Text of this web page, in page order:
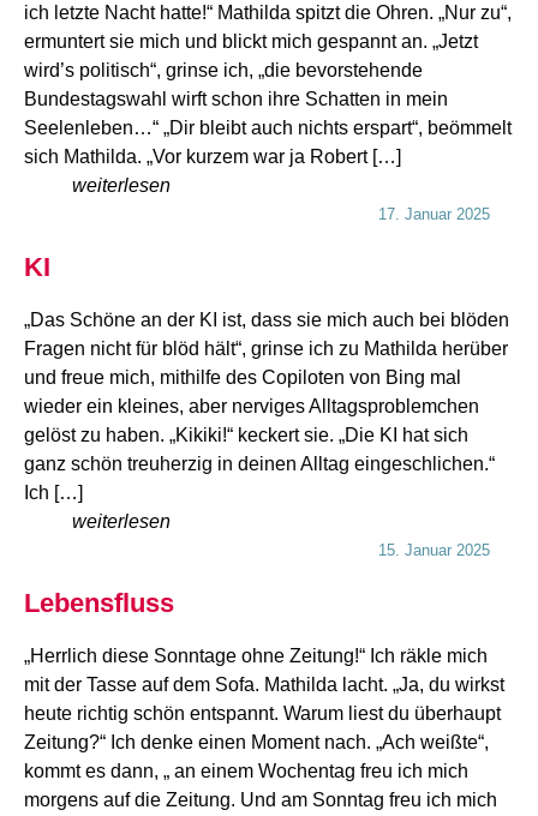
ich letzte Nacht hatte!“ Mathilda spitzt die Ohren. „Nur zu“,
ermuntert sie mich und blickt mich gespannt an. „Jetzt
wird’s politisch“, grinse ich, „die bevorstehende
Bundestagswahl wirft schon ihre Schatten in mein
Seelenleben…“ „Dir bleibt auch nichts erspart“, beömmelt
sich Mathilda. „Vor kurzem war ja Robert […]
weiterlesen
17. Januar 2025
KI
„Das Schöne an der KI ist, dass sie mich auch bei blöden
Fragen nicht für blöd hält“, grinse ich zu Mathilda herüber
und freue mich, mithilfe des Copiloten von Bing mal
wieder ein kleines, aber nerviges Alltagsproblemchen
gelöst zu haben. „Kikiki!“ keckert sie. „Die KI hat sich
ganz schön treuherzig in deinen Alltag eingeschlichen.“
Ich […]
weiterlesen
15. Januar 2025
Lebensfluss
„Herrlich diese Sonntage ohne Zeitung!“ Ich räkle mich
mit der Tasse auf dem Sofa. Mathilda lacht. „Ja, du wirkst
heute richtig schön entspannt. Warum liest du überhaupt
Zeitung?“ Ich denke einen Moment nach. „Ach weißte“,
kommt es dann, „ an einem Wochentag freu ich mich
morgens auf die Zeitung. Und am Sonntag freu ich mich